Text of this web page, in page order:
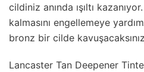
cildiniz anında ışıltı
kalmasını engellemeye
bronz bir cilde
Lancaster Tan Deepener